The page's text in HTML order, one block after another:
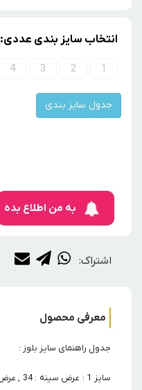
انتخاب سایز بندی عددی:
1
2
3
4
جدول سایز بندی
به من اطلاع بده
اشتراک:
معرفی محصول
جدول راهنمای سایز بلوز :